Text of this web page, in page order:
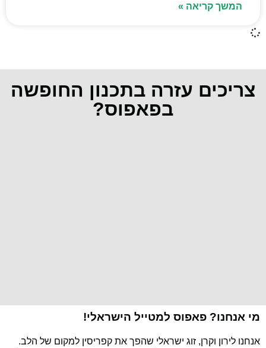
המשך קריאה »
צריכים עזרה בתכנון החופשה
בפאפוס?
מי אנחנו? פאפוס למטייל הישראלי!
אנחנו לירון וקרן, זוג ישראלי שהפך את קפריסין למקום של הלב.